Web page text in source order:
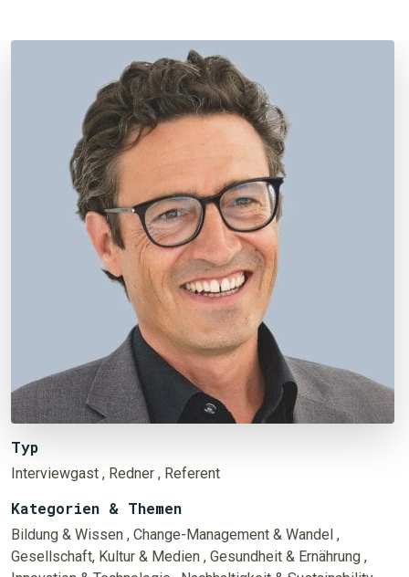
Typ
Interviewgast , Redner , Referent
Kategorien & Themen
Bildung & Wissen , Change-Management & Wandel ,
Gesellschaft, Kultur & Medien , Gesundheit & Ernährung ,